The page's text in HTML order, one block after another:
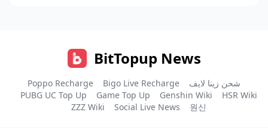
BitTopup News
Poppo Recharge Bigo Live Recharge
شحن زينا لايف
PUBG UC Top Up
Game Top Up Genshin Wiki
HSR Wiki
ZZZ Wiki
Social Live News 원신